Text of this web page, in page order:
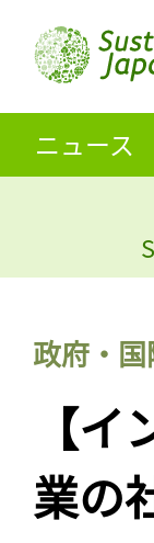
ニュース
政府・
【
業の